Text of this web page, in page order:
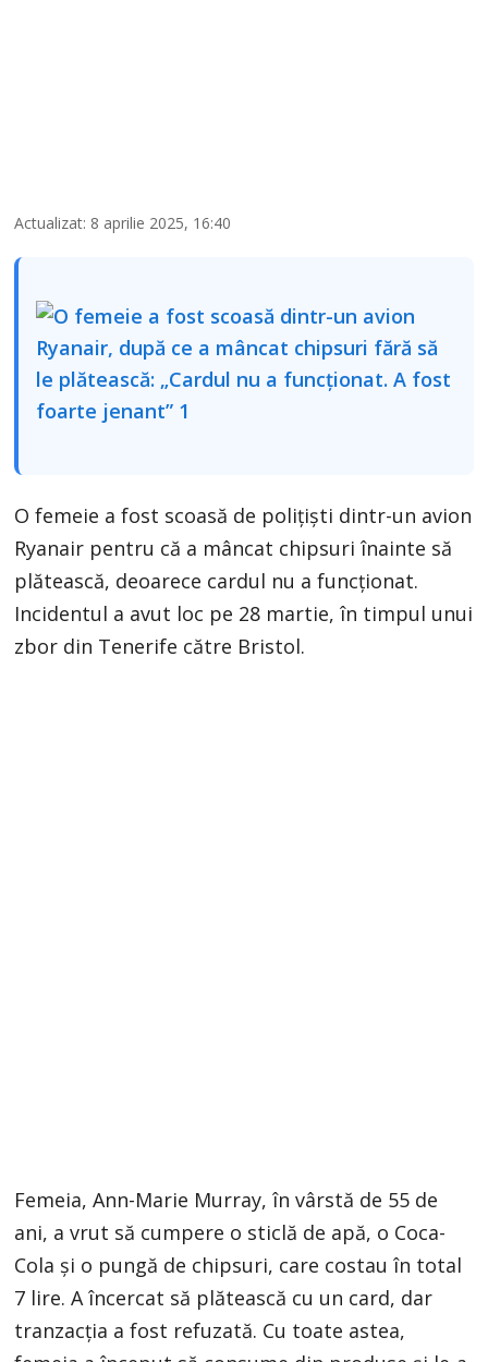
Actualizat: 8 aprilie 2025, 16:40
O femeie a fost scoasă de polițiști dintr-un avion
Ryanair pentru că a mâncat chipsuri înainte să
plătească, deoarece cardul nu a funcționat.
Incidentul a avut loc pe 28 martie, în timpul unui
zbor din Tenerife către Bristol.
Femeia, Ann-Marie Murray, în vârstă de 55 de
ani, a vrut să cumpere o sticlă de apă, o Coca-
Cola și o pungă de chipsuri, care costau în total
7 lire. A încercat să plătească cu un card, dar
tranzacția a fost refuzată. Cu toate astea,